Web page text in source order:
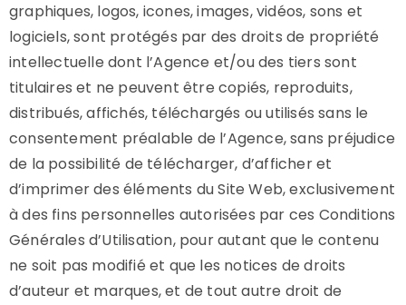
graphiques, logos, icones, images, vidéos, sons et
logiciels, sont protégés par des droits de propriété
intellectuelle dont l’Agence et/ou des tiers sont
titulaires et ne peuvent être copiés, reproduits,
distribués, affichés, téléchargés ou utilisés sans le
consentement préalable de l’Agence, sans préjudice
de la possibilité de télécharger, d’afficher et
d’imprimer des éléments du Site Web, exclusivement
à des fins personnelles autorisées par ces Conditions
Générales d’Utilisation, pour autant que le contenu
ne soit pas modifié et que les notices de droits
d’auteur et marques, et de tout autre droit de